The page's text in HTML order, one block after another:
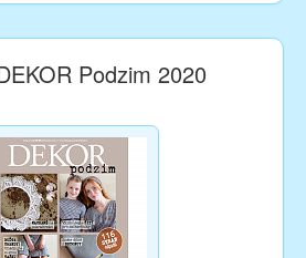
Podzim 2020